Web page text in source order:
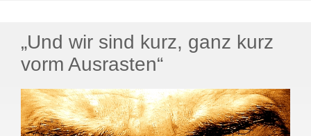
„Und wir sind kurz, ganz kurz
vorm Ausrasten“